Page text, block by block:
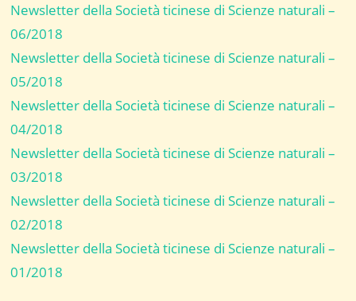
Newsletter della Società ticinese di Scienze naturali –
06/2018
Newsletter della Società ticinese di Scienze naturali –
05/2018
Newsletter della Società ticinese di Scienze naturali –
04/2018
Newsletter della Società ticinese di Scienze naturali –
03/2018
Newsletter della Società ticinese di Scienze naturali –
02/2018
Newsletter della Società ticinese di Scienze naturali –
01/2018